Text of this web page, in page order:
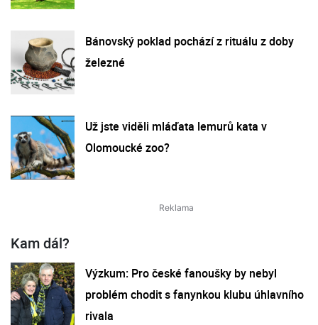
Bánovský poklad pochází z rituálu z doby
železné
Už jste viděli mláďata lemurů kata v
Olomoucké zoo?
Kam dál?
Výzkum: Pro české fanoušky by nebyl
problém chodit s fanynkou klubu úhlavního
rivala